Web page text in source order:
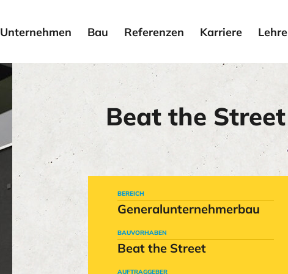
Unternehmen Bau Referenzen Karriere Lehre
Beat the Street
BEREICH
Generalunternehmerbau
BAUVORHABEN
Beat the Street
AUFTRAGGEBER